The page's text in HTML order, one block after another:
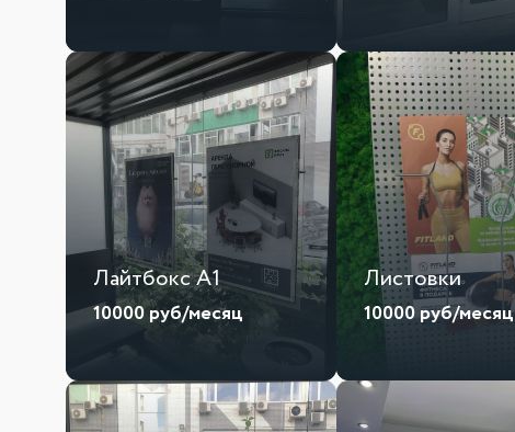
Лайтбокс А1
10000руб/месяц
Листовки
10000руб/месяц